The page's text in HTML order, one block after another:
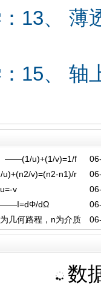
：13、
：15、
——(1/u)+(1/v)=1/f
v)=(n2-n1)/r
v
——I=dΦ/dΩ
几何路程，n为介质
数